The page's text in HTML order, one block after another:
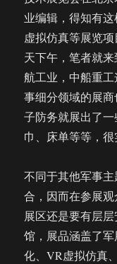
业编辑，得知有
虚拟仿真等展览
天下午，笔者就
航工业，中船重
事细分领域的展
子防务就展出了
巾、床单等等，很
不同于其他军事
合，因而在参展
展区还是要有层
馆，展品涵盖了
化、VR虚拟仿真